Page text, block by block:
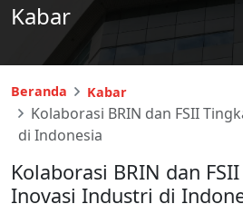
Kabar
Beranda Kabar
Kolaborasi BRIN dan FSII
di Indonesia
Kolaborasi BRIN dan
Inovasi Industri di